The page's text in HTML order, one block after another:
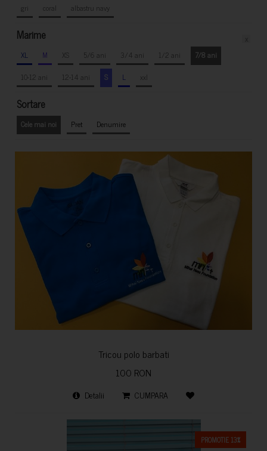
gri
coral albastru navy
Marime
XL M XS 5/6 ani 3/4 ani 1/2 ani
7/8 ani
10-12 ani
12-14 ani S L xxl
Sortare
Cele mai noi Pret Denumire
Tricou polo barbati
100 RON
Detalii CUMPARA
PROMOTIE 13%